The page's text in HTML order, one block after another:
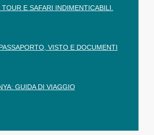
E SAFARI INDIMENTICABILI.
VISTO E DOCUMENTI
GUIDA DI VIAGGIO